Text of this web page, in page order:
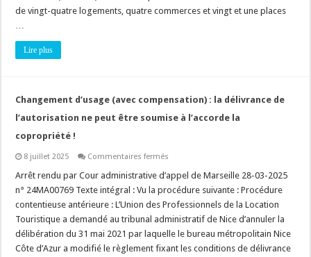
est
informations
!
de vingt-quatre logements, quatre commerces et vingt et une places
…
Lire plus
Changement d’usage (avec compensation) : la délivrance de
l’autorisation ne peut être soumise à l’accorde la
copropriété !
8 juillet 2025 Commentaires fermés
d’usage
(avec
compensation)
:
la
délivrance
de
l’autorisation
ne
Arrêt rendu par Cour administrative d’appel de Marseille 28-03-2025
n° 24MA00769 Texte intégral : Vu la procédure suivante : Procédure
contentieuse antérieure : L’Union des Professionnels de la Location
Touristique a demandé au tribunal administratif de Nice d’annuler la
délibération du 31 mai 2021 par laquelle le bureau métropolitain Nice
Côte d’Azur a modifié le règlement fixant les conditions de délivrance